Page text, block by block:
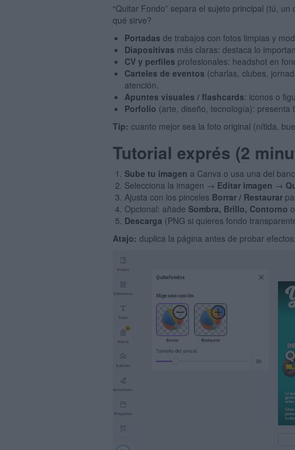
“Quitar Fondo” separa el sujeto principal (tú,
qué sirve?
Portadas de trabajos con fotos limpias y
Diapositivas más claras: destaca lo
CV y perfiles profesionales: headshot en
Carteles de eventos (charlas, clubes,
atención.
Apuntes visuales / flashcards: iconos o
Porfolio (arte, diseño, tecnología): presenta
Tip: cuanto mejor sea la foto original (nítida,
Tutorial exprés (2
Sube tu imagen a Canva o usa una del
Selecciona la imagen → Editar imagen →
Ajusta con los pinceles Borrar / Restaurar
Opcional: añade Sombra, Brillo, Contorno
Descarga (PNG si quieres fondo
Atajo: duplica la página antes de probar